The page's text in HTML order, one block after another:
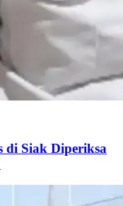
di Siak Diperiksa